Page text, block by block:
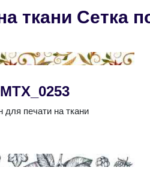
ткани Сетка
для печати на ткани